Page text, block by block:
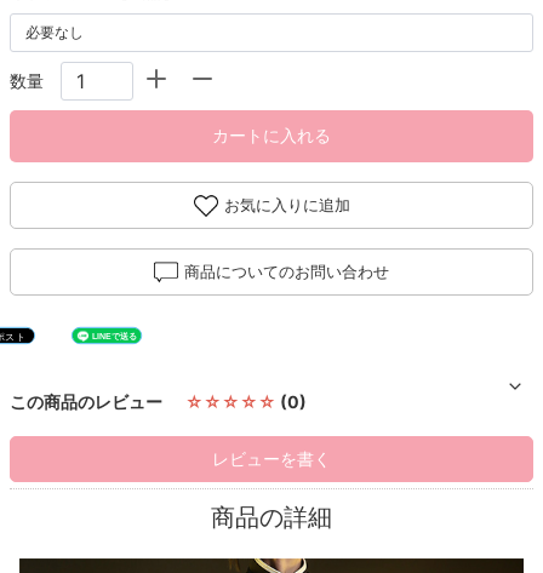
数量
カートに入れる
お気に入りに追加
商品についてのお問い合わせ
この商品のレビュー ☆☆☆☆☆ (0)
レビューを書く
商品の詳細